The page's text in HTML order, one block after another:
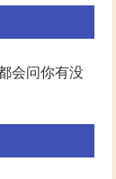
会问你有没